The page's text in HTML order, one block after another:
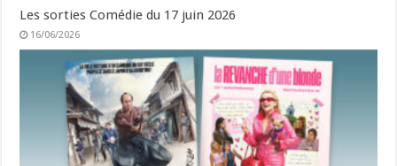
Les sorties Comédie du 17 juin 2026
16/06/2026